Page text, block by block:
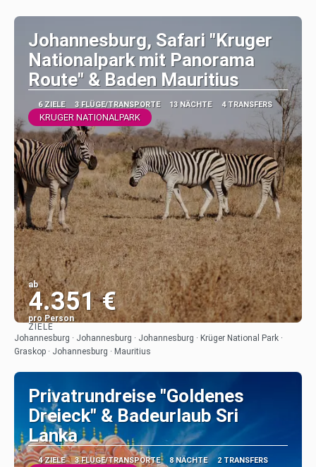
Johannesburg, Safari "Kruger
Nationalpark mit Panorama
Route" & Baden Mauritius
6 ZIELE 3 FLÜGE/TRANSPORTE 13 NÄCHTE 4 TRANSFERS
KRUGER NATIONALPARK
ab
4.351 €
pro Person
Sehen
ZIELE
Johannesburg · Johannesburg · Johannesburg · Krüger National Park ·
Graskop · Johannesburg · Mauritius
Privatrundreise "Goldenes
Dreieck" & Badeurlaub Sri
Lanka
4 ZIELE 3 FLÜGE/TRANSPORTE 8 NÄCHTE 2 TRANSFERS